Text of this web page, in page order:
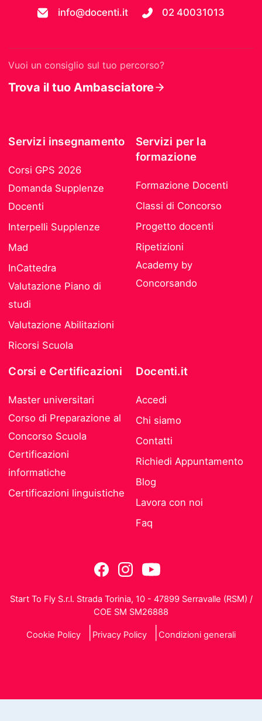
info@docenti.it 02 40031013
Vuoi un consiglio sul tuo percorso?
Trova il tuo Ambasciatore
Servizi insegnamento
Corsi GPS 2026
Domanda Supplenze
Docenti
Interpelli Supplenze
Mad
InCattedra
Valutazione Piano di
studi
Valutazione Abilitazioni
Ricorsi Scuola
Servizi per la
formazione
Formazione Docenti
Classi di Concorso
Progetto docenti
Ripetizioni
Academy by
Concorsando
Corsi e Certificazioni
Master universitari
Corso di Preparazione al
Concorso Scuola
Certificazioni
informatiche
Certificazioni linguistiche
Docenti.it
Accedi
Chi siamo
Contatti
Richiedi Appuntamento
Blog
Lavora con noi
Faq
Start To Fly S.r.l. Strada Torinia, 10 - 47899 Serravalle (RSM) /
COE SM SM26888
Cookie Policy Privacy Policy Condizioni generali